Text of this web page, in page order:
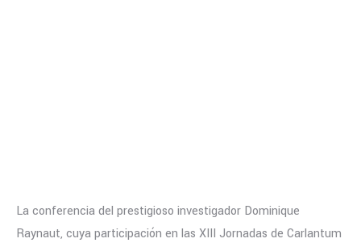
La conferencia del prestigioso investigador Dominique
Raynaut, cuya participación en las XIII Jornadas de Carlantum